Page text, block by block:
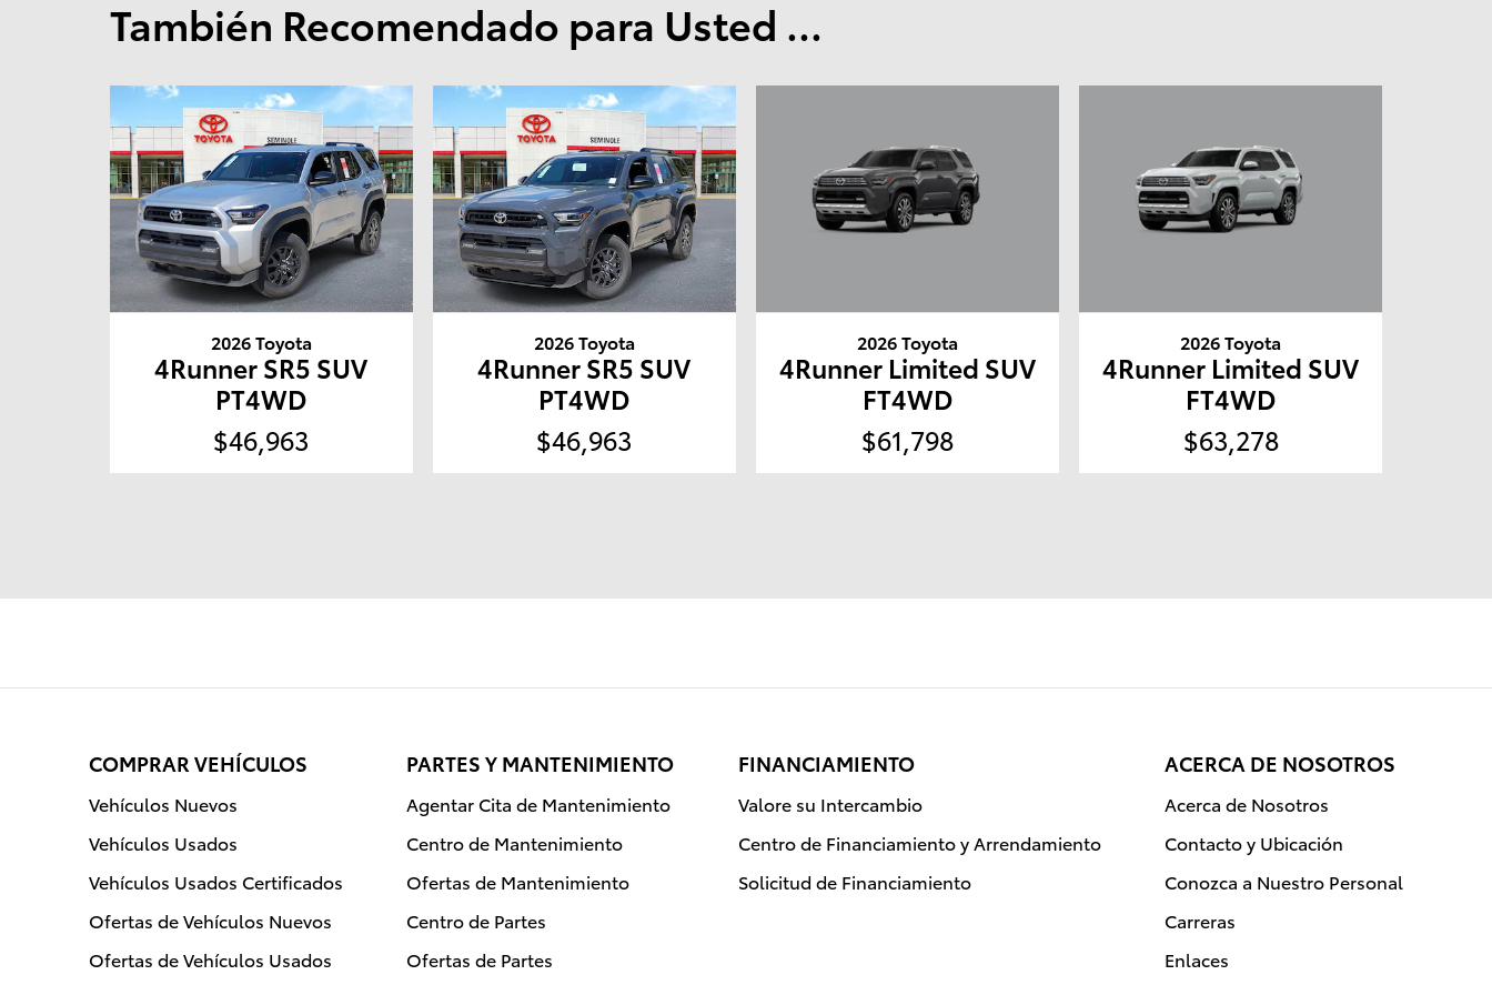
También Recomendado para Usted ...
2026 Toyota
4Runner SR5 SUV
PT4WD
$46,963
2026 Toyota
4Runner SR5 SUV
PT4WD
$46,963
2026 Toyota
4Runner Limited SUV
FT4WD
$61,798
2026 Toyota
4Runner Limited SUV
FT4WD
$63,278
COMPRAR VEHÍCULOS
Vehículos Nuevos
Vehículos Usados
Vehículos Usados Certificados
Ofertas de Vehículos Nuevos
Ofertas de Vehículos Usados
PARTES Y MANTENIMIENTO
Agentar Cita de Mantenimiento
Centro de Mantenimiento
Ofertas de Mantenimiento
Centro de Partes
Ofertas de Partes
FINANCIAMIENTO
Valore su Intercambio
Centro de Financiamiento y Arrendamiento
Solicitud de Financiamiento
ACERCA DE NOSOTROS
Acerca de Nosotros
Contacto y Ubicación
Conozca a Nuestro Personal
Carreras
Enlaces